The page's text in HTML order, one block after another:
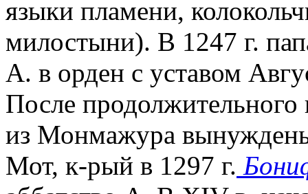
языки пламени,
милостыни). В 1247 г.
А. в орден с уставом
После продолжительного
из Монмажура
Мот, к-рый в 1297 г.